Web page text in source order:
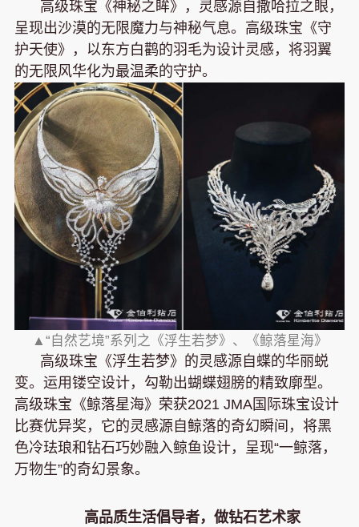
高级珠宝《神秘之眸》，灵感源自撒哈拉之眼，
呈现出沙漠的无限魔力与神秘气息。高级珠宝《守
护天使》，以东方白鹳的羽毛为设计灵感，将羽翼
的无限风华化为最温柔的守护。
▲“自然艺境”系列之《浮生若梦》、《鲸落星海》
高级珠宝《浮生若梦》的灵感源自蝶的华丽蜕
变。运用镂空设计，勾勒出蝴蝶翅膀的精致廓型。
高级珠宝《鲸落星海》荣获2021 JMA国际珠宝设计
比赛优异奖，它的灵感源自鲸落的奇幻瞬间，将黑
色冷珐琅和钻石巧妙融入鲸鱼设计，呈现“一鲸落，
万物生”的奇幻景象。
高品质生活倡导者，做钻石艺术家